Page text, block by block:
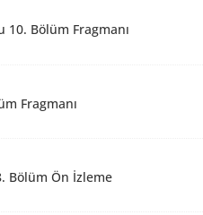
10. Bölüm Fragmanı
Fragmanı
Bölüm Ön İzleme